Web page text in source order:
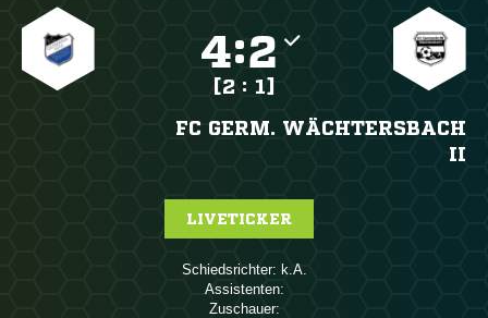
:
[2 : 1]
FC GERM. WÄCHTERSBACH
II
LIVETICKER
Schiedsrichter: 
Assistenten:
Zuschauer: